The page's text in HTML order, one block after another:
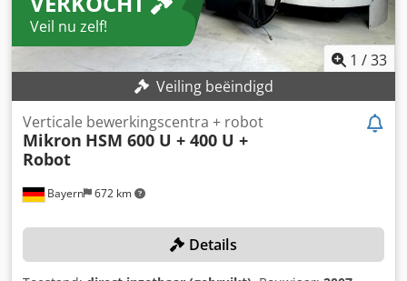
320 ONTVANGER GEREEDSCHAPWISSELAAR VOOR 36
GEREEDSCHAPPEN KOELGROEP VOOR SPINDEL GEWICHT
VAN DE MACHINE: 8.000 KG
Veil nu zelf!
1 /33
Veiling beëindigd
Bayern 672 km
Verticale bewerkingscentra + robot
Mikron HSM 600 U + 400 U +
Robot
Details